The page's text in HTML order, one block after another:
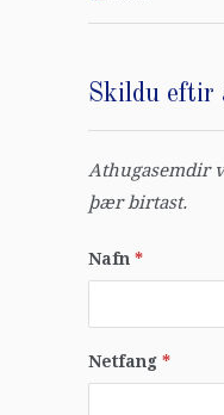
Skildu eftir
Athugasemdir
þær birtast.
Nafn *
Netfang *